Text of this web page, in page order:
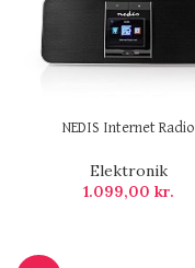
NEDIS Internet Radio
Elektronik
1.099,00 kr.